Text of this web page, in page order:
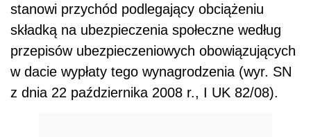
stanowi przychód podlegający obciążeniu
składką na ubezpieczenia społeczne według
przepisów ubezpieczeniowych obowiązujących
w dacie wypłaty tego wynagrodzenia (wyr. SN
z dnia 22 października 2008 r., I UK 82/08).